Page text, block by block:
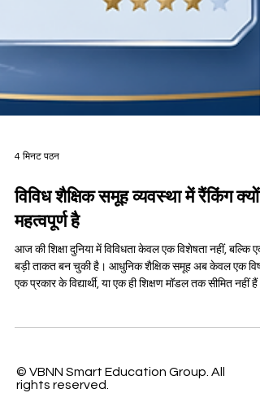
विविध शैक्षिक समूह व्यवस्था में रैंकिंग क्यों
महत्वपूर्ण है
आज की शिक्षा दुनिया में विविधता केवल एक विशेषता नहीं, बल्कि एक
प्रबंधन, व्यवसाय, नेतृत्व, प्रौद्योगिकी, आतिथ्य, ऑनलाइन शिक्षा,
एक महत्वपूर्ण प्रश्न भी सामने लाता है: इतनी विविधता वाले शैक्षिक